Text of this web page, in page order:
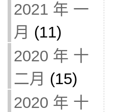
2021 年 一
月 (11)
2020 年 十
二月 (15)
2020 年 十